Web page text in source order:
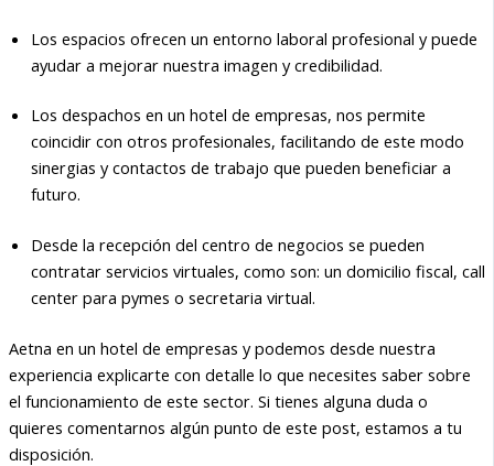
Los espacios ofrecen un entorno laboral profesional y puede
ayudar a mejorar nuestra imagen y credibilidad.
Los despachos en un hotel de empresas, nos permite
coincidir con otros profesionales, facilitando de este modo
sinergias y contactos de trabajo que pueden beneficiar a
futuro.
Desde la recepción del centro de negocios se pueden
contratar servicios virtuales, como son: un domicilio fiscal, call
center para pymes o secretaria virtual.
Aetna en un hotel de empresas y podemos desde nuestra
experiencia explicarte con detalle lo que necesites saber sobre
el funcionamiento de este sector. Si tienes alguna duda o
quieres comentarnos algún punto de este post, estamos a tu
disposición.